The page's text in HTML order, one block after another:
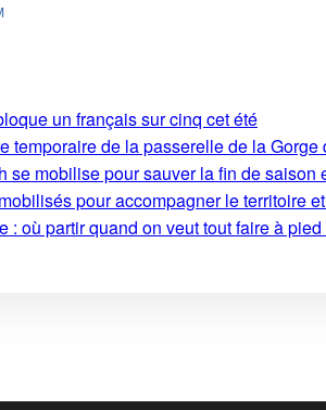
un français sur cinq cet été
temporaire de la passerelle de la Gorge
se mobilise pour sauver la fin de saison
pour accompagner le territoire
où partir quand on veut tout faire à pied